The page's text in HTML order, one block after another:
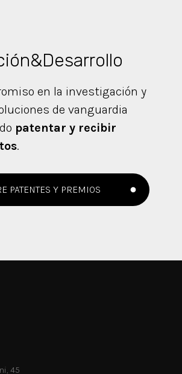
en la investigación y
de vanguardia
patentar y recibir
.
PATENTES Y PREMIOS
45